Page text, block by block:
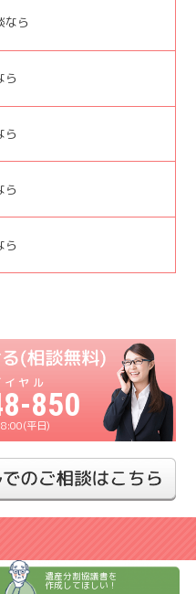
なら
ら
ら
ら
ら
850
平日)
遺産分割協議書を
作成してほしい！